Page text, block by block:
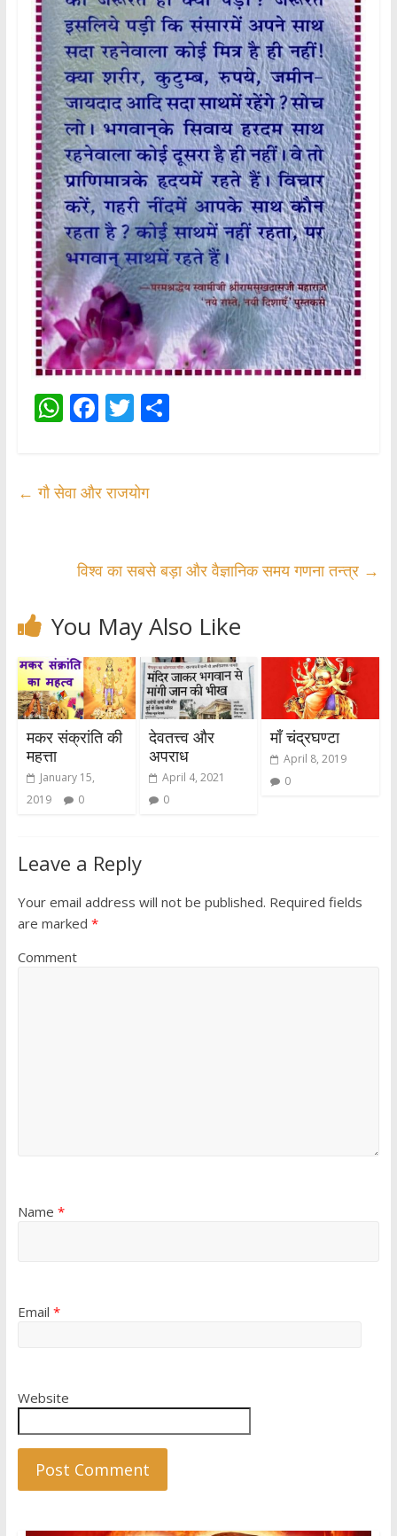
W
s
p
F
b
k
T
er
S
← गौ सेवा और राजयोग
विश्व का सबसे बड़ा और वैज्ञानिक समय गणना तन्त्र →
You May Also Like
मकर संक्रांति की
महत्ता
January 15,
2019
0
देवतत्त्व और
अपराध
April 4, 2021
0
माँ चंद्रघण्टा
April 8, 2019
0
Leave a Reply
Your email address will not be published. Required fields
are marked *
Comment
Name *
Email *
Website